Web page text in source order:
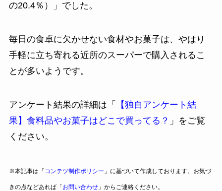
の20.4％）」でした。
毎日の食卓に欠かせない食材やお菓子は、やはり
手軽に立ち寄れる近所のスーパーで購入されるこ
とが多いようです。
アンケート結果の詳細は「
【独自アンケート結
果】食料品やお菓子はどこで買ってる？ 」をご覧
ください。
※本記事は「 コンテツ制作ポリシー 」に基づいて作成しております。お気づ
きの点などあれば「お問い合わせ」からご連絡ください。